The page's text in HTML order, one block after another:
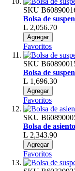
SKU
Bolsa de
L 2,056.70
Agregar
Favoritos
SKU
Bolsa de
L 1,696.30
Agregar
Favoritos
SKU
Bolsa de
L 2,343.90
Agregar
Favoritos